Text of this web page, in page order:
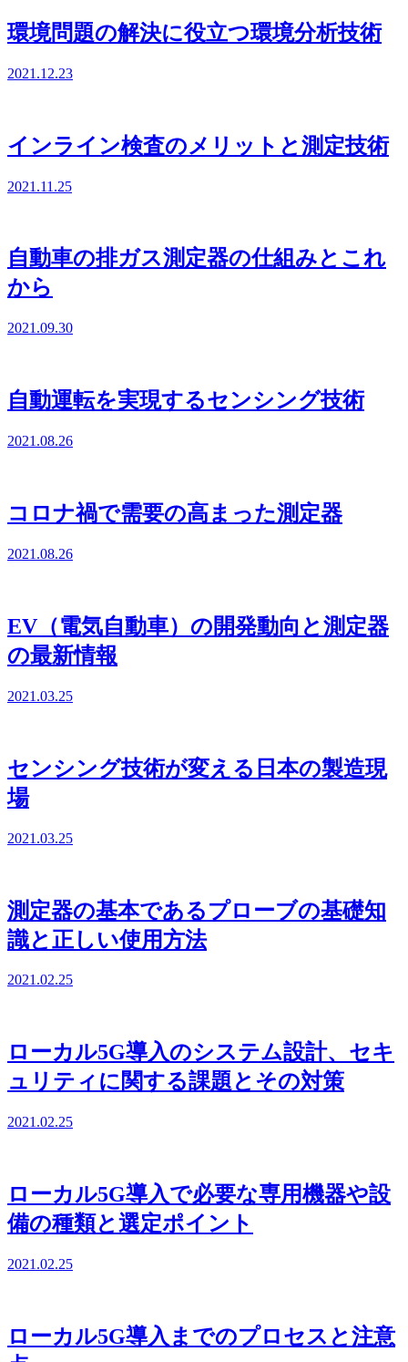
環境問題の解決に役立つ環境分析技術
2021.12.23
インライン検査のメリットと測定技術
2021.11.25
自動車の排ガス測定器の仕組みとこれ
から
2021.09.30
自動運転を実現するセンシング技術
2021.08.26
コロナ禍で需要の高まった測定器
2021.08.26
EV（電気自動車）の開発動向と測定器
の最新情報
2021.03.25
センシング技術が変える日本の製造現
場
2021.03.25
測定器の基本であるプローブの基礎知
識と正しい使用方法
2021.02.25
ローカル5G導入のシステム設計、セキ
ュリティに関する課題とその対策
2021.02.25
ローカル5G導入で必要な専用機器や設
備の種類と選定ポイント
2021.02.25
ローカル5G導入までのプロセスと注意